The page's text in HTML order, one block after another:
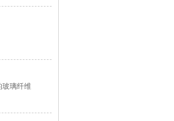
玻璃纤维